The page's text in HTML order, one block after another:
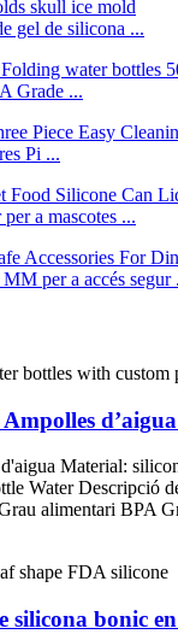
gel de silicona ...
Grade ...
Pi ...
a mascotes ...
per a accés segur
Material:
Water Descripció
alimentari BPA
silicona bonic